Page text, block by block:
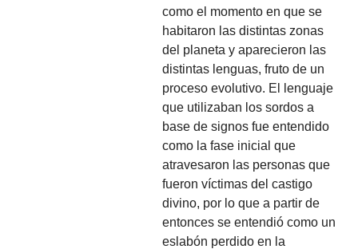
como el momento en que se
habitaron las distintas zonas
del planeta y aparecieron las
distintas lenguas, fruto de un
proceso evolutivo. El lenguaje
que utilizaban los sordos a
base de signos fue entendido
como la fase inicial que
atravesaron las personas que
fueron víctimas del castigo
divino, por lo que a partir de
entonces se entendió como un
eslabón perdido en la